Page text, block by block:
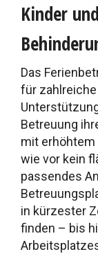
Kinder
Das
für
Betreuung
mit
wie vor kein
passendes
in kürzester
finden – bis